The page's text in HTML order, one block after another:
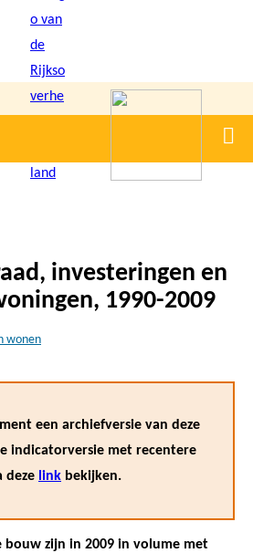
investeringen en
1990-2009
wonen
een archiefversie van deze
indicatorversie met recentere
deze link bekijken.
bouw zijn in 2009 in volume met